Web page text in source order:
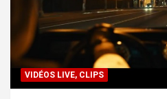
VIDÉOS LIVE, CLIPS